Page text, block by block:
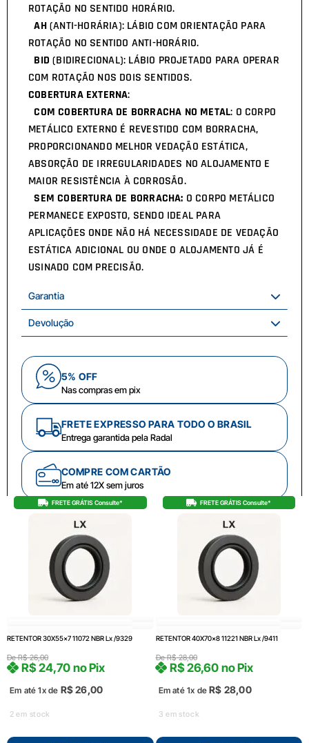
ROTAÇÃO NO SENTIDO HORÁRIO.
AH(ANTI-HORÁRIA): LÁBIO COM ORIENTAÇÃO PARA
ROTAÇÃO NO SENTIDO ANTI-HORÁRIO.
BID (BIDIRECIONAL): LÁBIO PROJETADO PARA OPERAR
COM ROTAÇÃO NOS DOIS SENTIDOS.
COBERTURA EXTERNA:
COM COBERTURA DE BORRACHA NO METAL: O CORPO
METÁLICO EXTERNO É REVESTIDO COM BORRACHA,
PROPORCIONANDO MELHOR VEDAÇÃO ESTÁTICA,
ABSORÇÃO DE IRREGULARIDADES NO ALOJAMENTO E
MAIOR RESISTÊNCIA À CORROSÃO.
SEM COBERTURA DE BORRACHA: O CORPO METÁLICO
PERMANECE EXPOSTO, SENDO IDEAL PARA
APLICAÇÕES ONDE NÃO HÁ NECESSIDADE DE VEDAÇÃO
ESTÁTICA ADICIONAL OU ONDE O ALOJAMENTO JÁ É
USINADO COM PRECISÃO.
Garantia
Devolução
5% OFF
Nas compras em pix
FRETE EXPRESSO PARA TODO O BRASIL
Entrega garantida pela Radal
COMPRE COM CARTÃO
Em até 12X sem juros
FRETE GRÁTIS Consulte*
RETENTOR 30X55x7 11072 NBR Lx /9329
DeR$26,00
Em até 1x de R$26,00
R$24,70 no Pix
2 em stock
FRETE GRÁTIS Consulte*
RETENTOR 40X70x8 11221 NBR Lx /9411
DeR$28,00
Em até 1x de R$ 28,00
R$26,60 no Pix
3 em stock